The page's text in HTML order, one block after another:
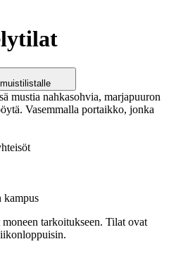
kampus
tarkoitukseen. Tilat ovat